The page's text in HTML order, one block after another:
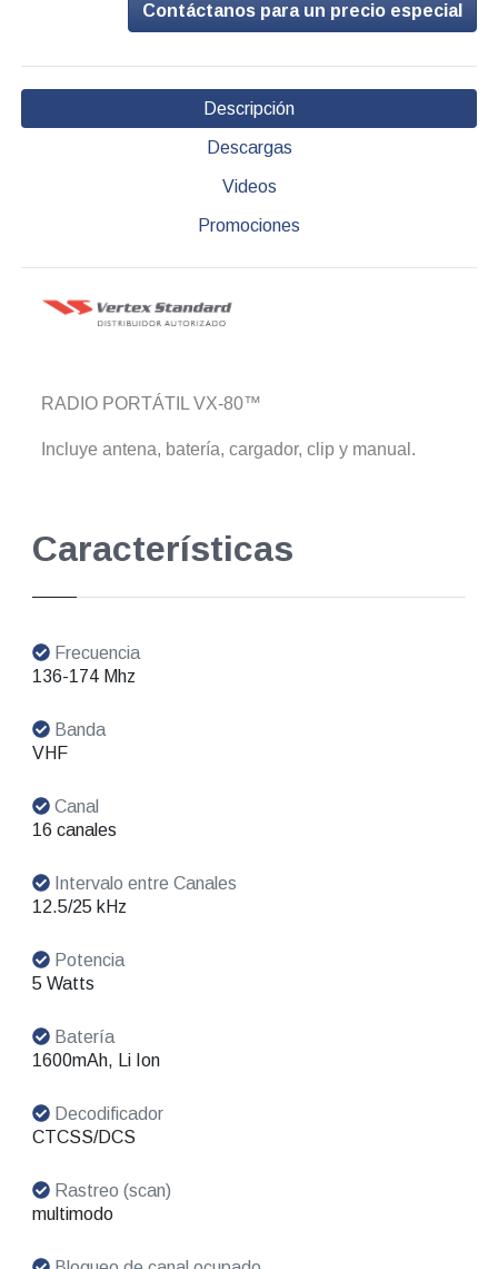
Contáctanos para un precio especial
Descripción
Descargas
Videos
Promociones
RADIO PORTÁTIL VX-80™
Incluye antena, batería, cargador, clip y manual.
Características
Frecuencia
136-174 Mhz
Banda
VHF
Canal
16 canales
Intervalo entre Canales
12.5/25 kHz
Potencia
5 Watts
Batería
1600mAh, Li Ion
Decodificador
CTCSS/DCS
Rastreo (scan)
multimodo